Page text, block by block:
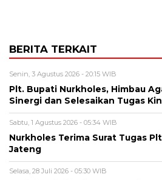
BERITA TERKAIT
Senin, 3 Agustus 2026 - 20:15 WIB
Plt. Bupati Nurkholes, Himbau
Sinergi dan Selesaikan Tugas
Sabtu, 1 Agustus 2026 - 05:34 WIB
Nurkholes Terima Surat Tugas
Jateng
Selasa, 28 Juli 2026 - 05:30 WIB